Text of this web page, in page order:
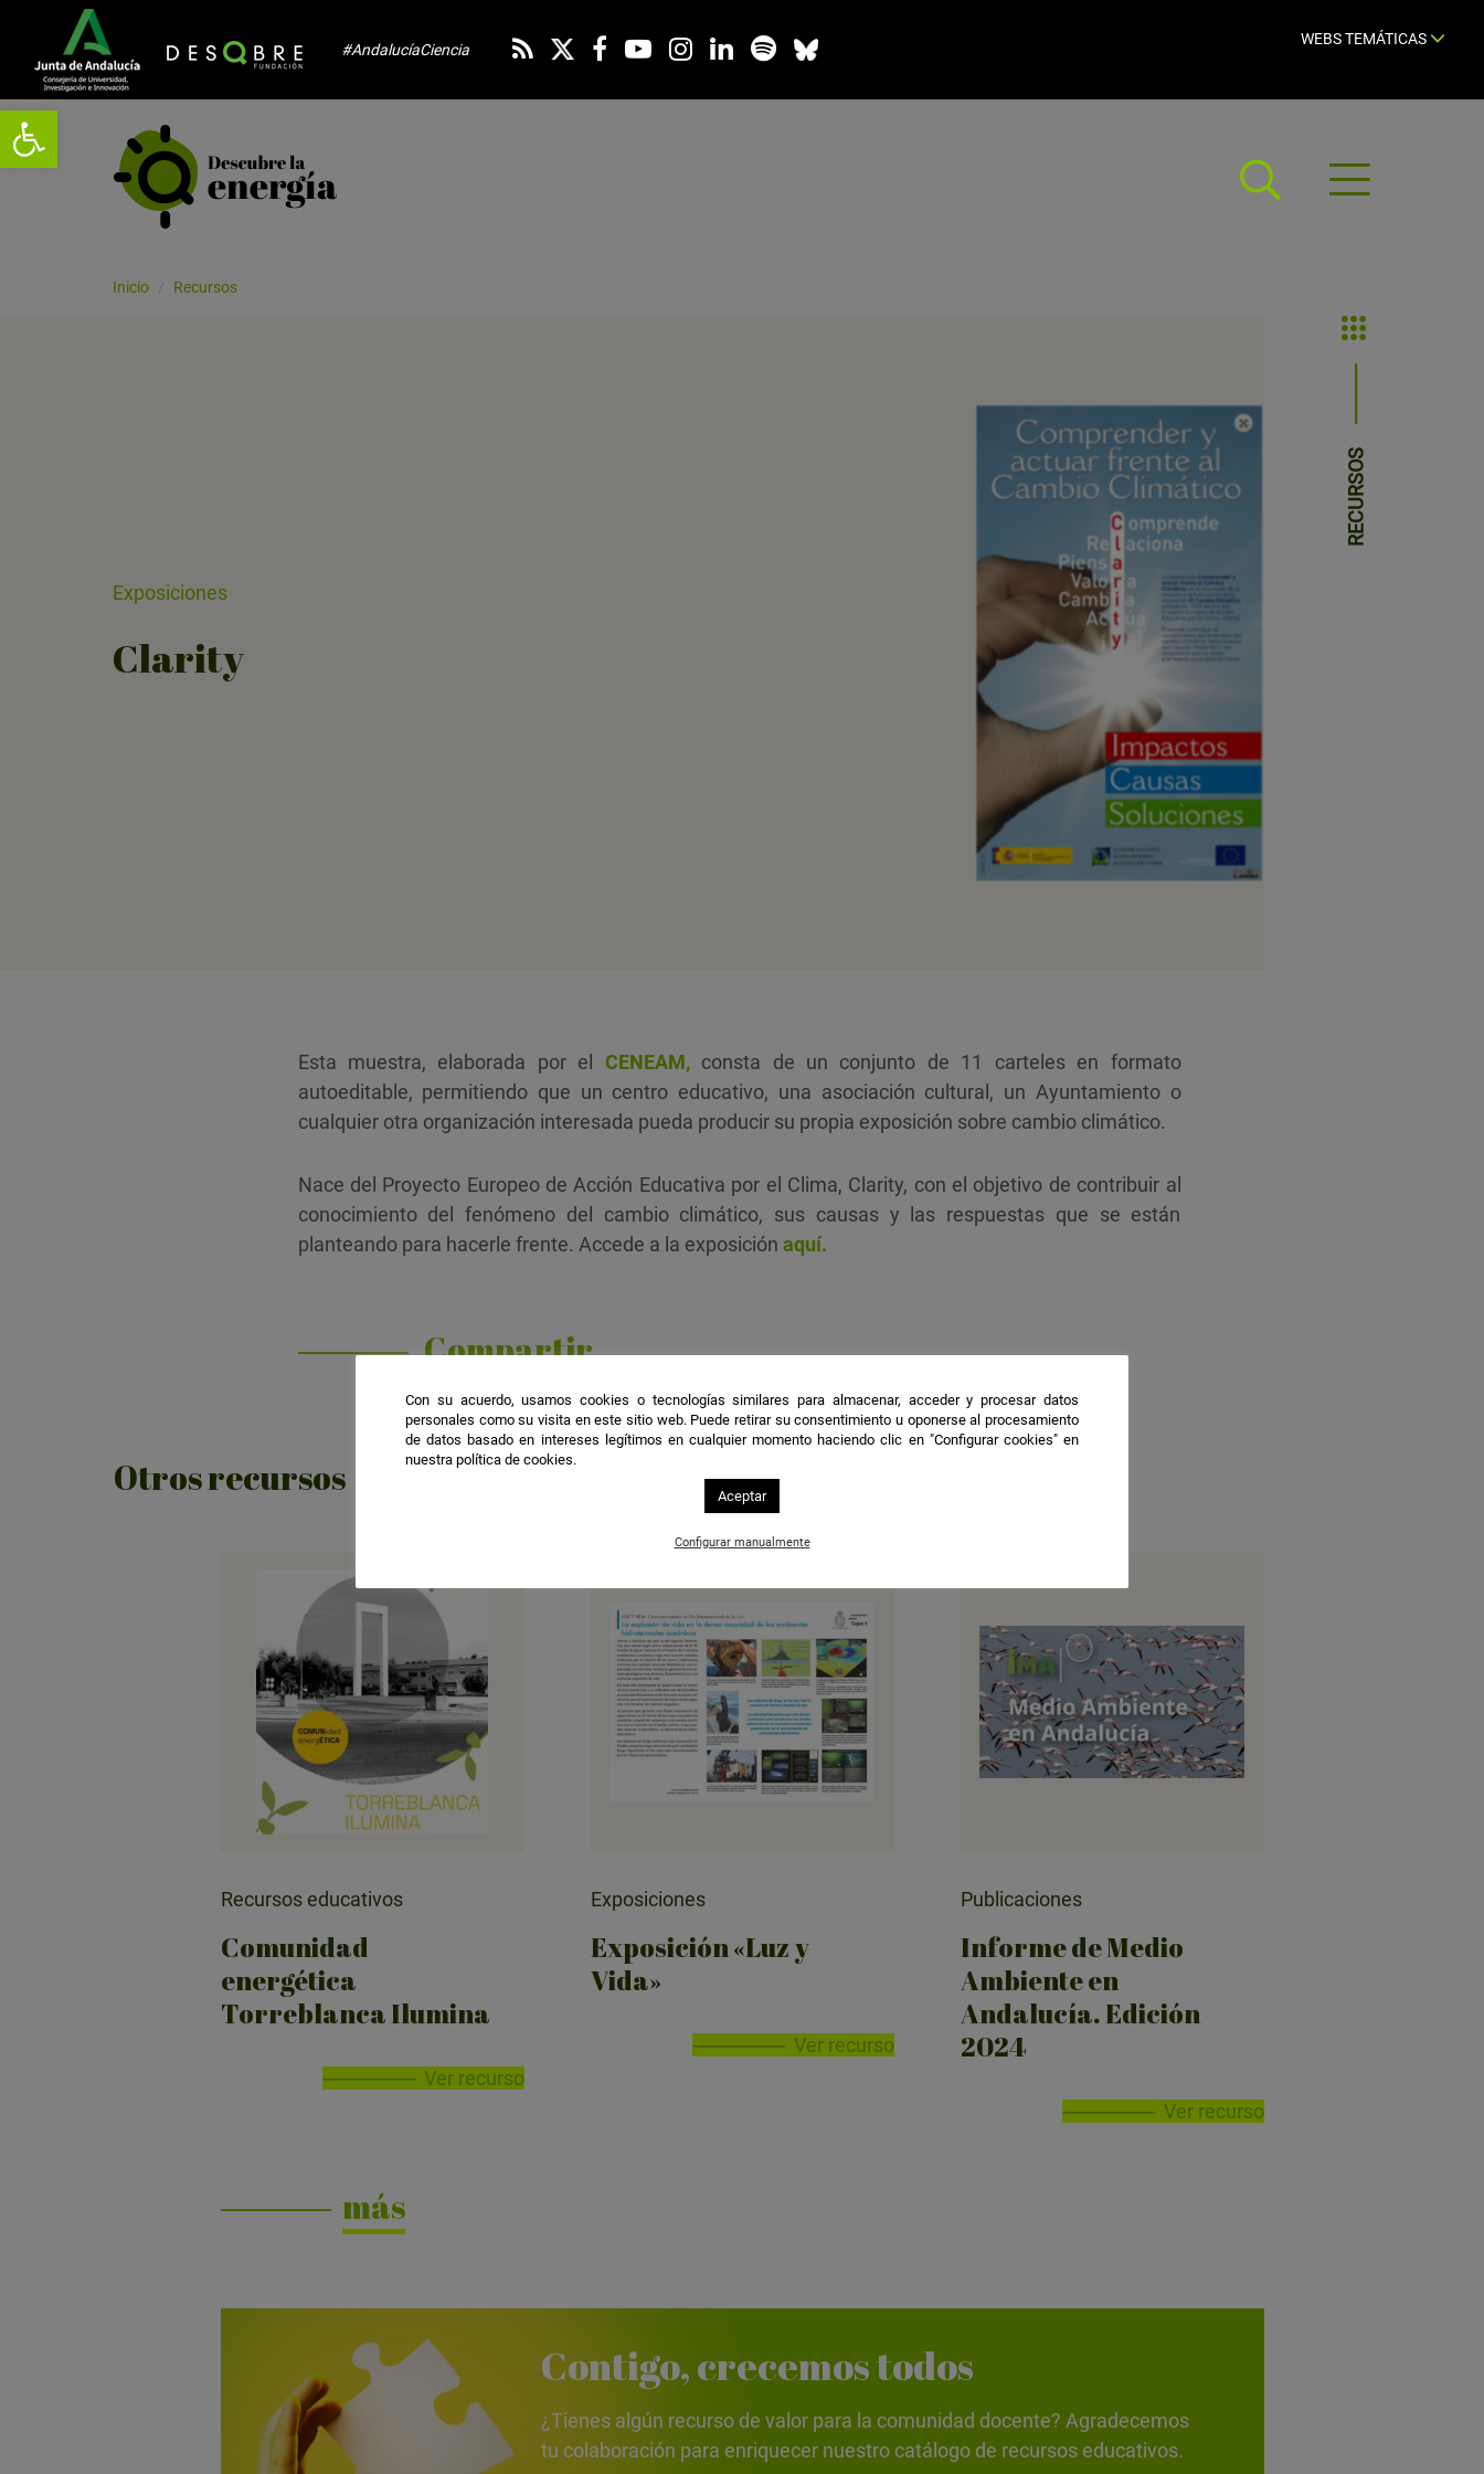
Abrir barra de herramientas
#AndalucíaCiencia
WEBS TEMÁTICAS
Abrir
menú
Inicio Recursos
RECURSOS
Exposiciones
Clarity
Esta muestra, elaborada por el CENEAM, consta de un conjunto de 11 carteles en formato
autoeditable, permitiendo que un centro educativo, una asociación cultural, un Ayuntamiento o
cualquier otra organización interesada pueda producir su propia exposición sobre cambio climático.
Nace del Proyecto Europeo de Acción Educativa por el Clima, Clarity, con el objetivo de contribuir al
conocimiento del fenómeno del cambio climático, sus causas y las respuestas que se están
planteando para hacerle frente. Accede a la exposición aquí.
Compartir
Otros recursos
Recursos educativos
Comunidad
energética
Torreblanca Ilumina
Ver recurso
Exposiciones
Exposición «Luz y
Vida»
Ver recurso
Publicaciones
Informe de Medio
Ambiente en
Andalucía. Edición
2024
Ver recurso
más
Contigo, crecemos todos
¿Tienes algún recurso de valor para la comunidad docente? Agradecemos
tu colaboración para enriquecer nuestro catálogo de recursos educativos.
Con su acuerdo, usamos cookies o tecnologías similares para almacenar, acceder y procesar datos
personales como su visita en este sitio web. Puede retirar su consentimiento u oponerse al procesamiento
de datos basado en intereses legítimos en cualquier momento haciendo clic en "Configurar cookies" en
nuestra política de cookies.
Aceptar
Configurar manualmente